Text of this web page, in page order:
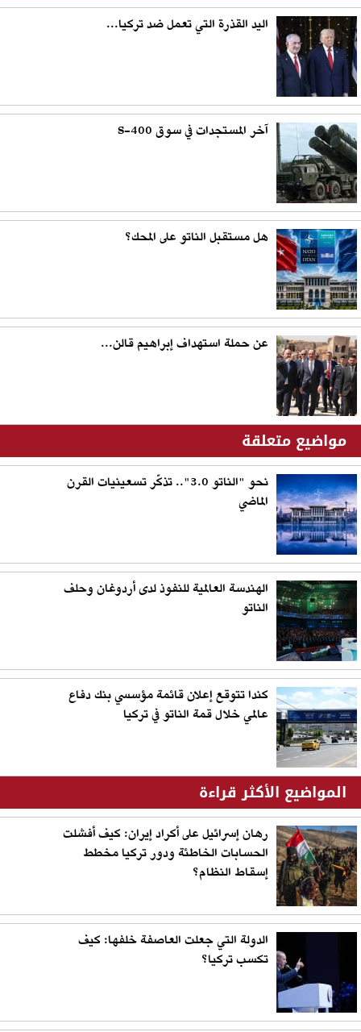
اليد القذرة التي تعمل ضد تركيا...
آخر المستجدات في سوق S-400
هل مستقبل الناتو على المحك؟
عن حملة استهداف إبراهيم قالن...
مواضيع متعلقة
نحو "الناتو 3.0".. تذكّر تسعينيات القرن
الماضي
الهندسة العالمية للنفوذ لدى أردوغان وحلف
الناتو
كندا تتوقع إعلان قائمة مؤسسي بنك دفاع
عالمي خلال قمة الناتو في تركيا
المواضيع الأكثر قراءة
رهان إسرائيل على أكراد إيران: كيف أفشلت
الحسابات الخاطئة ودور تركيا مخطط
إسقاط النظام؟
الدولة التي جعلت العاصفة خلفها: كيف
تكسب تركيا؟